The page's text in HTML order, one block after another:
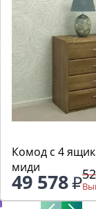
Комод с 4
миди
49 578